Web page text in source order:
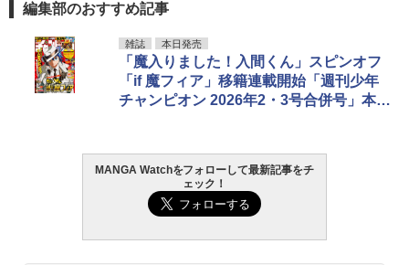
編集部のおすすめ記事
雑誌 本日発売
「魔入りました！入間くん」スピンオフ
「if 魔フィア」移籍連載開始「週刊少年
チャンピオン 2026年2・3号合併号」本日
MANGA Watchをフォローして最新記事をチ
ェック！